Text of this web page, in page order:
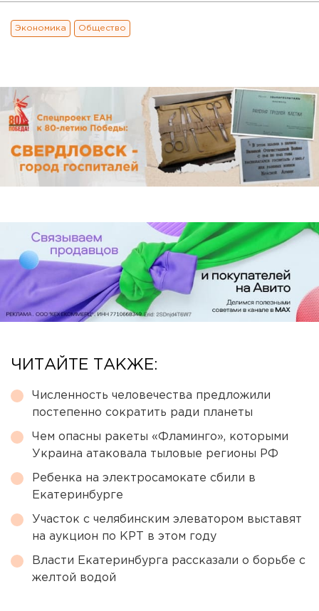
Экономика Общество
ЧИТАЙТЕ ТАКЖЕ:
Численность человечества предложили
постепенно сократить ради планеты
Чем опасны ракеты «Фламинго», которыми
Украина атаковала тыловые регионы РФ
Ребенка на электросамокате сбили в
Екатеринбурге
Участок с челябинским элеватором выставят
на аукцион по КРТ в этом году
Власти Екатеринбурга рассказали о борьбе с
желтой водой